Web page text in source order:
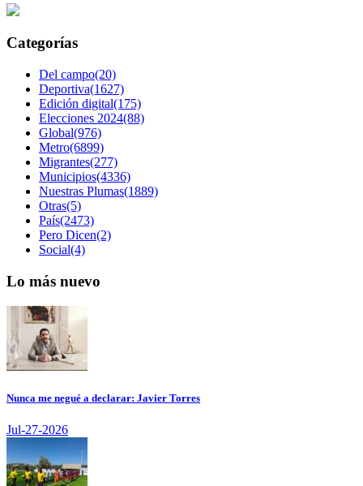
Categorías
Del campo(20)
Deportiva(1627)
Edición digital(175)
Elecciones 2024(88)
Global(976)
Metro(6899)
Migrantes(277)
Municipios(4336)
Nuestras Plumas(1889)
Otras(5)
País(2473)
Pero Dicen(2)
Social(4)
Lo más nuevo
Nunca me negué a declarar: Javier Torres
Jul-27-2026